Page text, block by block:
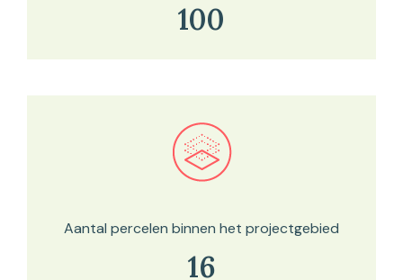
100
Bekijk in onze kaartviewer
Aantal percelen binnen het projectgebied
16